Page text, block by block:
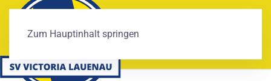
Zum Hauptinhalt springen